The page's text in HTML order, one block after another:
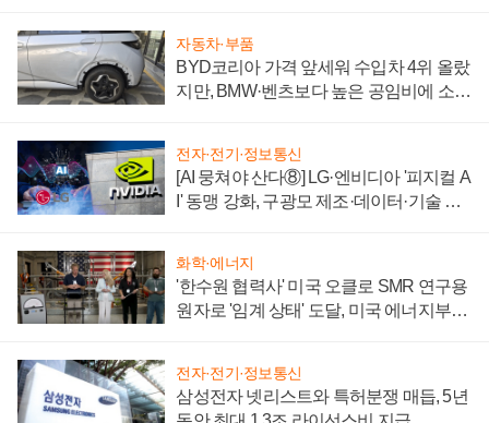
자동차·부품
BYD코리아 가격 앞세워 수입차 4위 올랐
지만, BMW·벤츠보다 높은 공임비에 소비
전자·전기·정보통신
[AI 뭉쳐야 산다⑧] LG·엔비디아 '피지컬 A
I' 동맹 강화, 구광모 제조·데이터·기술 결
화학·에너지
'한수원 협력사' 미국 오클로 SMR 연구용
원자로 '임계 상태' 도달, 미국 에너지부
전자·전기·정보통신
삼성전자 넷리스트와 특허분쟁 매듭, 5년